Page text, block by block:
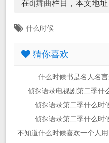
在dj舞曲栏目，本文地址
什么时候
猜你喜欢
什么时候书是名人名
侦探语录电视剧第二季什
侦探语录第二季什么时
侦探语录第二季什么时
不知道什么时候喜欢一个人